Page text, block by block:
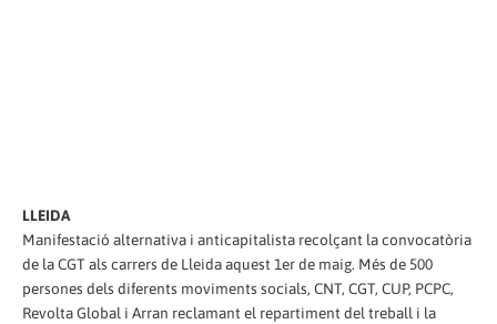
LLEIDA
Manifestació alternativa i anticapitalista recolçant la convocatòria
de la CGT als carrers de Lleida aquest 1er de maig. Més de 500
persones dels diferents moviments socials, CNT, CGT, CUP, PCPC,
Revolta Global i Arran reclamant el repartiment del treball i la